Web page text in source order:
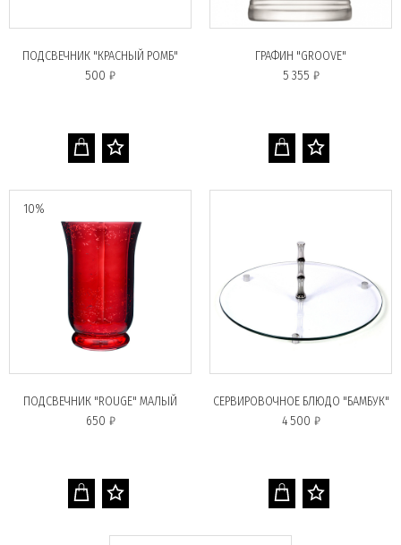
ПОДСВЕЧНИК "КРАСНЫЙ РОМБ"
500 ₽
ГРАФИН "GROOVE"
5 355 ₽
10%
ПОДСВЕЧНИК "ROUGE" МАЛЫЙ
650 ₽
СЕРВИРОВОЧНОЕ БЛЮДО "БАМБУК"
4 500 ₽